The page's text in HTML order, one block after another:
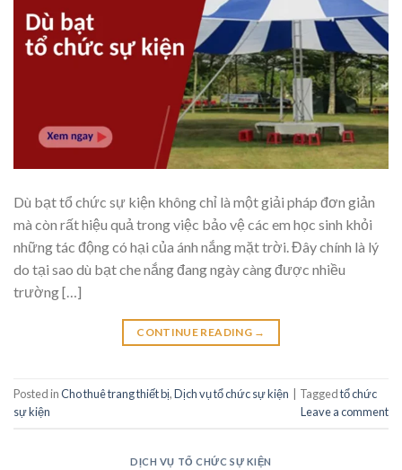
Dù bạt tổ chức sự kiện không chỉ là một giải pháp đơn giản
mà còn rất hiệu quả trong việc bảo vệ các em học sinh khỏi
những tác động có hại của ánh nắng mặt trời. Đây chính là lý
do tại sao dù bạt che nắng đang ngày càng được nhiều
trường […]
CONTINUE READING →
Posted inCho thuê trang thiết bị,Dịch vụ tổ chức sự kiện Taggedtổ chức
sự kiện
Leave a comment
DỊCH VỤ TỔ CHỨC SỰ KIỆN